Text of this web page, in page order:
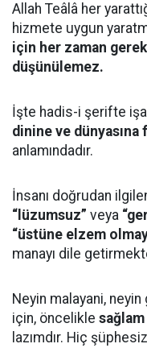
Allah Teâlâ her
hizmete uygun
için her zaman
düşünülemez.
İşte hadis-i şerifte
dinine ve dünyasına
anlamındadır.
İnsanı doğrudan
“lüzumsuz” veya
“üstüne elzem
manayı dile
Neyin malayani,
için, öncelikle
lazımdır. Hiç